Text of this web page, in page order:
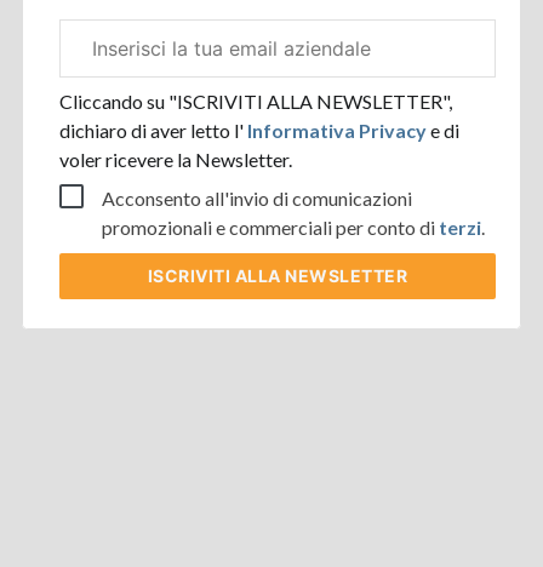
aziendale
Cliccando su "ISCRIVITI ALLA NEWSLETTER",
dichiaro di aver letto l' Informativa Privacye di
voler ricevere la Newsletter.
Acconsento all'invio di comunicazioni
promozionali e commerciali per conto di terzi.
ISCRIVITI ALLA NEWSLETTER